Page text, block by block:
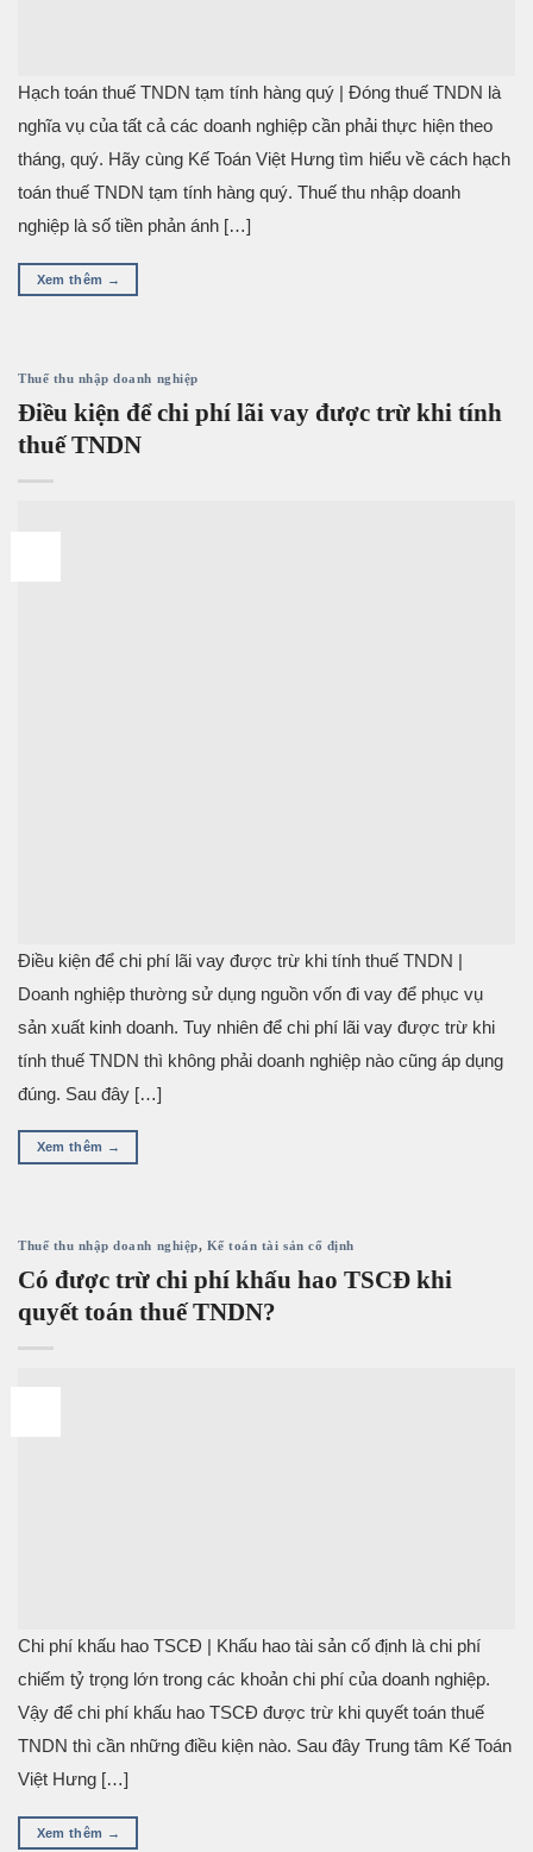
Hạch toán thuế TNDN tạm tính hàng quý | Đóng thuế TNDN là
nghĩa vụ của tất cả các doanh nghiệp cần phải thực hiện theo
tháng, quý. Hãy cùng Kế Toán Việt Hưng tìm hiểu về cách hạch
toán thuế TNDN tạm tính hàng quý. Thuế thu nhập doanh
nghiệp là số tiền phản ánh […]
Xem thêm →
Thuế thu nhập doanh nghiệp
Điều kiện để chi phí lãi vay được trừ khi tính
thuế TNDN
Điều kiện để chi phí lãi vay được trừ khi tính thuế TNDN |
Doanh nghiệp thường sử dụng nguồn vốn đi vay để phục vụ
sản xuất kinh doanh. Tuy nhiên để chi phí lãi vay được trừ khi
tính thuế TNDN thì không phải doanh nghiệp nào cũng áp dụng
đúng. Sau đây […]
Xem thêm →
Thuế thu nhập doanh nghiệp, Kế toán tài sản cố định
Có được trừ chi phí khấu hao TSCĐ khi
quyết toán thuế TNDN?
Chi phí khấu hao TSCĐ | Khấu hao tài sản cố định là chi phí
chiếm tỷ trọng lớn trong các khoản chi phí của doanh nghiệp.
Vậy để chi phí khấu hao TSCĐ được trừ khi quyết toán thuế
TNDN thì cần những điều kiện nào. Sau đây Trung tâm Kế Toán
Việt Hưng […]
Xem thêm →